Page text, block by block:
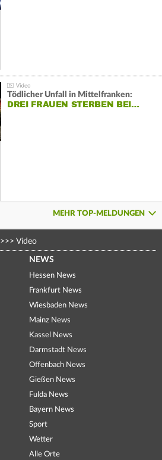
Tödlicher Unfall in Mittelfranken:
DREI FRAUEN STERBEN BEI…
MEHR TOP-MELDUNGEN
>>> Video
NEWS
Hessen News
Frankfurt News
Wiesbaden News
Mainz News
Kassel News
Darmstadt News
Offenbach News
Gießen News
Fulda News
Bayern News
Sport
Wetter
Alle Orte